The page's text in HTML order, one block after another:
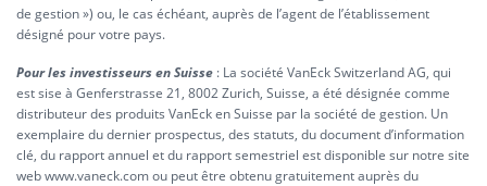
de gestion ») ou, le cas échéant, auprès de l’agent de l’établissement
désigné pour votre pays.
Pour les investisseurs en Suisse : La société VanEck Switzerland AG, qui
est sise à Genferstrasse 21, 8002 Zurich, Suisse, a été désignée comme
distributeur des produits VanEck en Suisse par la société de gestion. Un
exemplaire du dernier prospectus, des statuts, du document d’information
clé, du rapport annuel et du rapport semestriel est disponible sur notre site
web www.vaneck.com ou peut être obtenu gratuitement auprès du